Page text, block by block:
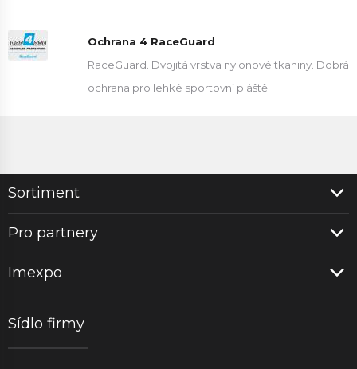
Ochrana 4 RaceGuard
RaceGuard. Dvojitá vrstva nylonové tkaniny. Dobrá
ochrana pro lehké sportovní pláště.
Sortiment
Pro partnery
Imexpo
Sídlo firmy